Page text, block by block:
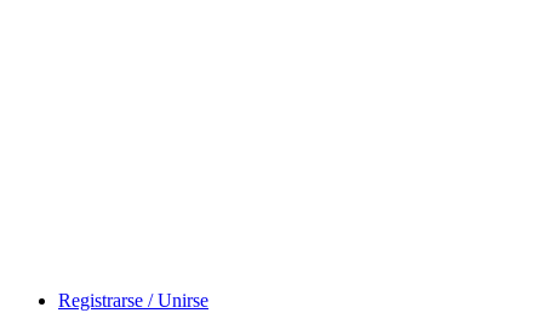
Registrarse / Unirse